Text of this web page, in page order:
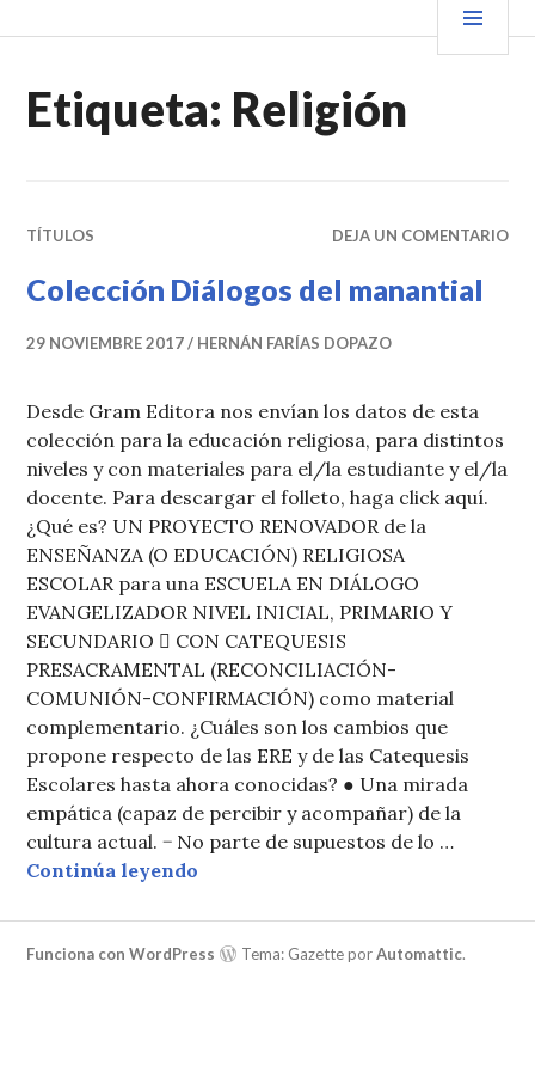
al VENDER+LIBROS NOTICIAS
Etiqueta: Religión
TÍTULOS DEJA UN COMENTARIO
Colección Diálogos del manantial
29 NOVIEMBRE 2017 HERNÁN FARÍAS DOPAZO
Desde Gram Editora nos envían los datos de esta
colección para la educación religiosa, para distintos
niveles y con materiales para el/la estudiante y el/la
docente. Para descargar el folleto, haga click aquí.
¿Qué es? UN PROYECTO RENOVADOR de la
ENSEÑANZA (O EDUCACIÓN) RELIGIOSA
ESCOLAR para una ESCUELA EN DIÁLOGO
EVANGELIZADOR NIVEL INICIAL, PRIMARIO Y
SECUNDARIO  CON CATEQUESIS
PRESACRAMENTAL (RECONCILIACIÓN-
COMUNIÓN-CONFIRMACIÓN) como material
complementario. ¿Cuáles son los cambios que
propone respecto de las ERE y de las Catequesis
Escolares hasta ahora conocidas? ● Una mirada
empática (capaz de percibir y acompañar) de la
cultura actual. − No parte de supuestos de lo …
Continúa leyendo
Funciona con WordPress Tema: Gazette porAutomattic.